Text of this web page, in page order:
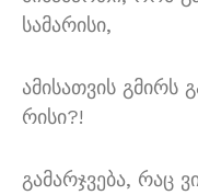
სამარისი,
ამისათვის გმირს
რისი?!
გამარჯვება, რაც